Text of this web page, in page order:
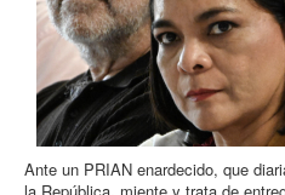
Ante un PRIAN enardecido, que